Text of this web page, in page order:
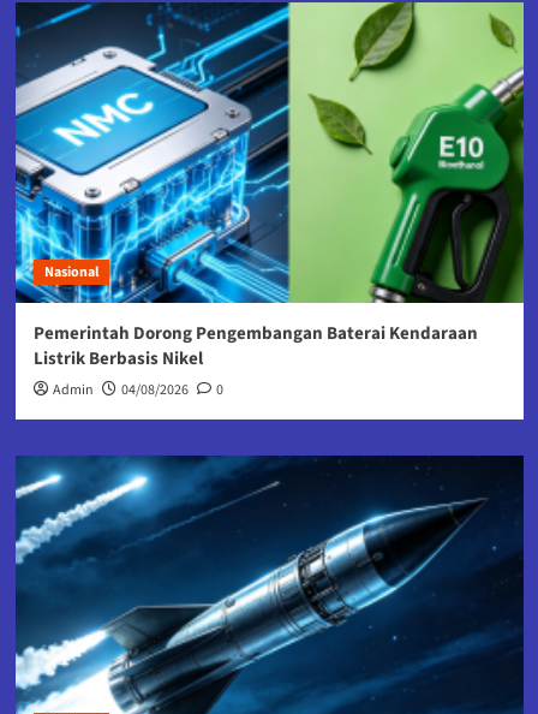
Nasional
Pemerintah Dorong Pengembangan Baterai Kendaraan
Listrik Berbasis Nikel
Admin 04/08/2026 0